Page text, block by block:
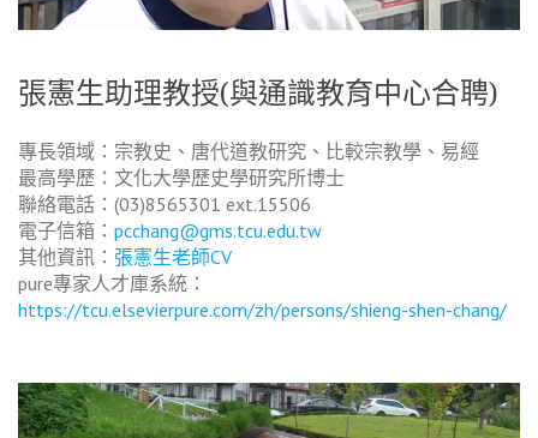
張憲生助理教授(與通識教育中心合聘)
專長領域：宗教史、唐代道教研究、比較宗教學、易經
最高學歷：文化大學歷史學研究所博士
聯絡電話：(03)8565301 ext.15506
電子信箱： pcchang@gms.tcu.edu.tw
其他資訊： 張憲生老師CV
pure專家人才庫系統：
https://tcu.elsevierpure.com/zh/persons/shieng-shen-chang/